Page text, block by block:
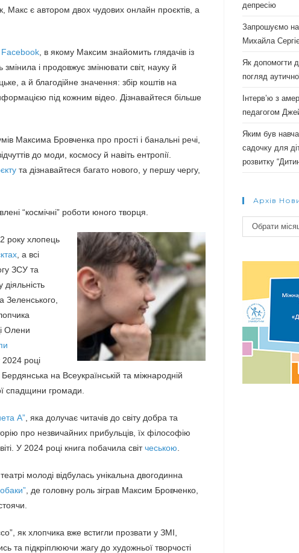
Макс є автором двох чудових онлайн проєктів, а
Facebook , в якому Максим знайомить глядачів із
і продовжує змінювати світ, науку й
а й благодійне значення: збір коштів на
під кожним відео. Дізнавайтеся більше
Максима Бровченка про прості і банальні речі,
до моди, космосу й навіть ентропії.
та дізнавайтеся багато нового, у першу чергу,
“космічні” роботи юного творця.
року хлопець
, а всі
ЗСУ та
Зеленського,
Олени
2024 році
на Всеукраїнській та міжнародній
спадщини громади.
А” , яка долучає читачів до світу добра та
про незвичайних прибульців, їх філософію
У 2024 році книга побачила світчеською
молоді відбулась унікальна двогодинна
, де головну роль зіграв Максим Бровченко,
як хлопчика вже встигли прозвати у ЗМІ,
та підкріплюючи жагу до художньої творчості
депресію
Запрошуємо на
Михайла
Як допомогти
погляд
Інтерв’ю з
педагогом
Яким був
садочку для
розвитку
Архів
Архів
новин
Обрати